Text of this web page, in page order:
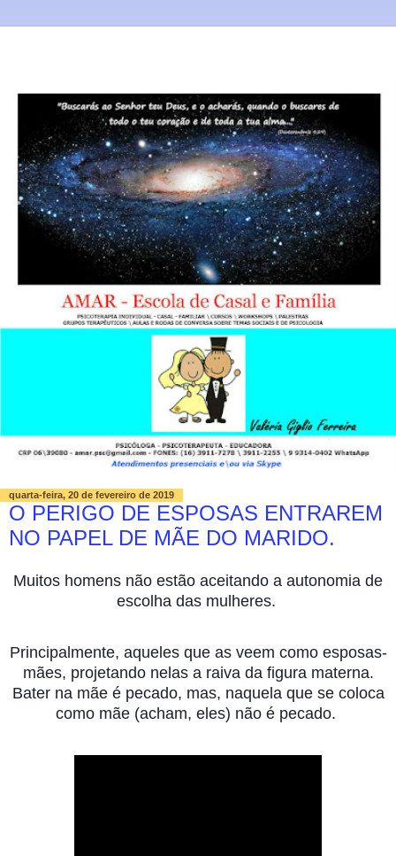
quarta-feira, 20 de fevereiro de 2019
O PERIGO DE ESPOSAS ENTRAREM
NO PAPEL DE MÃE DO MARIDO.
Muitos homens não estão aceitando a autonomia de
escolha das mulheres.
Principalmente, aqueles que as veem como esposas-
mães, projetando nelas a raiva da figura materna.
Bater na mãe é pecado, mas, naquela que se coloca
como mãe (acham, eles) não é pecado.